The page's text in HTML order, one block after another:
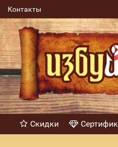
Контакты
Скидки